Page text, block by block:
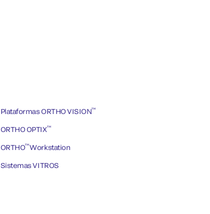
Plataformas ORTHO VISION™
ORTHO OPTIX™
ORTHO™Workstation
Sistemas VITROS